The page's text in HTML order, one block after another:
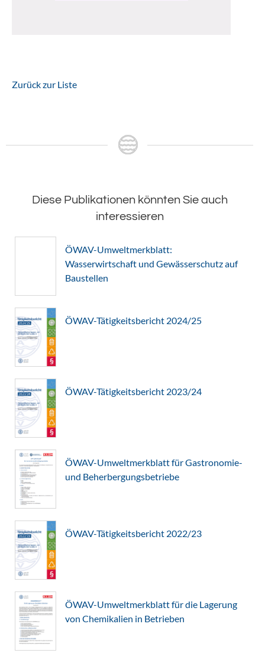
Zurück zur Liste
Diese Publikationen könnten Sie auch
interessieren
ÖWAV-Umweltmerkblatt:
Wasserwirtschaft und Gewässerschutz auf
Baustellen
ÖWAV-Tätigkeitsbericht 2024/25
ÖWAV-Tätigkeitsbericht 2023/24
ÖWAV-Umweltmerkblatt für Gastronomie-
und Beherbergungsbetriebe
ÖWAV-Tätigkeitsbericht 2022/23
ÖWAV-Umweltmerkblatt für die Lagerung
von Chemikalien in Betrieben